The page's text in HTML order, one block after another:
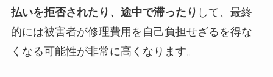
払いを拒否されたり、途中で滞ったり して、最終
的には被害者が修理費用を自己負担せざるを得な
くなる可能性が非常に高くなります。